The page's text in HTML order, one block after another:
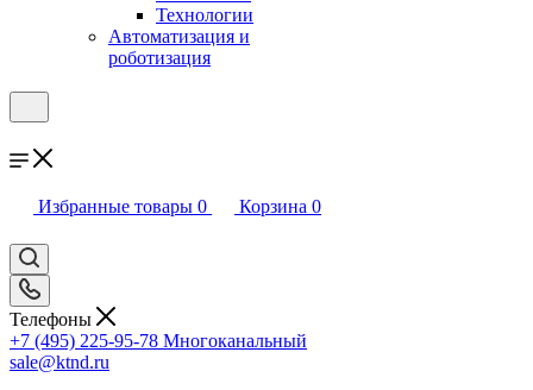
Технологии
Автоматизация и
роботизация
Избранные товары 0 Корзина 0
Телефоны
+7 (495) 225-95-78 Многоканальный
sale@ktnd.ru